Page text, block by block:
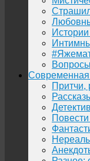
Современная
Притчи,